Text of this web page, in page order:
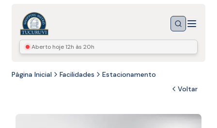
BuscarMenu
Aberto hoje12h às 20h
Página Inicial Facilidades
Estacionamento
Voltar